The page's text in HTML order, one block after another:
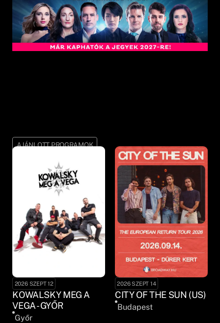
AJÁNLOTT PROGRAMOK
2026 SZEPT 12
KOWALSKY MEG A
VEGA - GYŐR
Győr
2026 SZEPT 14
CITY OF THE SUN (US)
Budapest